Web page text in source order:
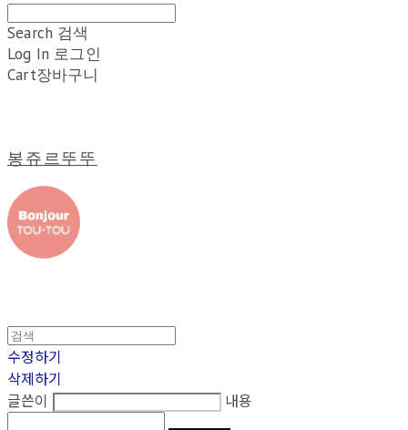
Search 검색
Log In 로그인
Cart장바구니
봉쥬르뚜뚜
수정하기
삭제하기
글쓴이
내용